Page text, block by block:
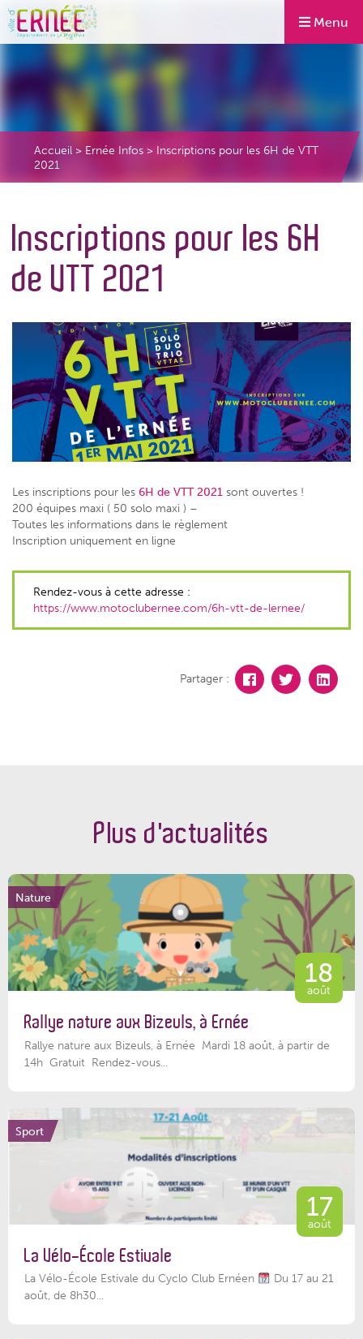
Menu
Accueil > Ernée Infos > Inscriptions pour les 6H de VTT
2021
Inscriptions pour les 6H
de VTT 2021
Les inscriptions pour les 6H de VTT 2021 sont ouvertes !
200 équipes maxi ( 50 solo maxi ) –
Toutes les informations dans le règlement
Inscription uniquement en ligne
Rendez-vous à cette adresse :
https://www.motoclubernee.com/6h-vtt-de-lernee/
Partager :
Plus d'actualités
Nature
18
août
Rallye nature aux Bizeuls, à Ernée
Rallye nature aux Bizeuls, à Ernée Mardi 18 août, à partir de
14h Gratuit Rendez-vous...
Sport
17
août
La Vélo-École Estivale
La Vélo-École Estivale du Cyclo Club Ernéen
Du 17 au 21
août, de 8h30...